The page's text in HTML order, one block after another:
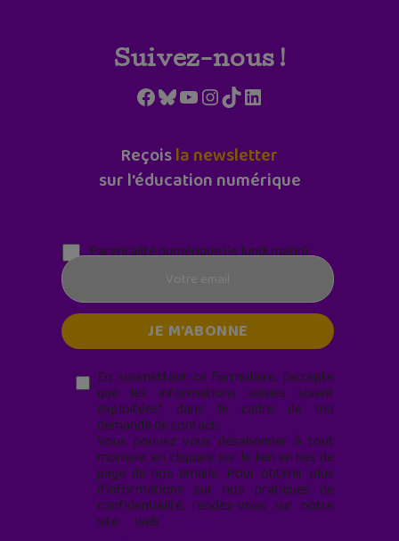
Suivez-nous !
Facebook
Bluesky
YouTube
Instagram
TikTokLinkedIn
Reçoisla newsletter
sur l'éducation numérique
Parentalité numérique (le lundi matin)
En soumettant ce formulaire, j’accepte
que les informations saisies soient
exploitées* dans le cadre de ma
demande de contact.
Vous pouvez vous désabonner à tout
moment en cliquant sur le lien en bas de
page de nos emails. Pour obtenir plus
d'informations sur nos pratiques de
confidentialité, rendez-vous sur notre
site web